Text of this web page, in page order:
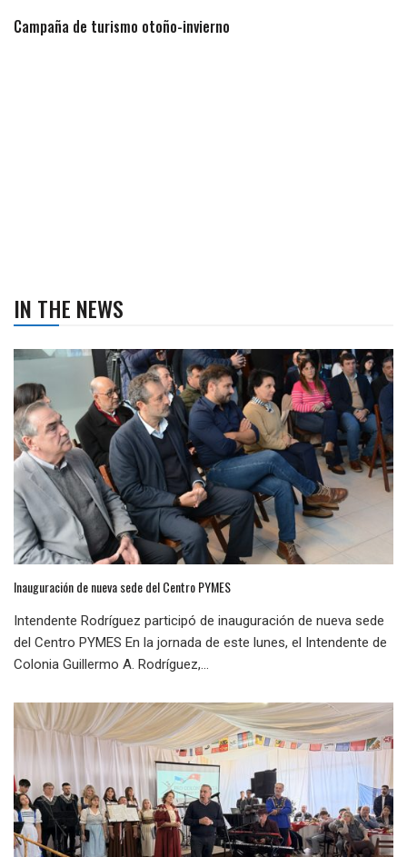
Campaña de turismo otoño-invierno
IN THE NEWS
Inauguración de nueva sede del Centro PYMES
Intendente Rodríguez participó de inauguración de nueva sede
del Centro PYMES En la jornada de este lunes, el Intendente de
Colonia Guillermo A. Rodríguez,...